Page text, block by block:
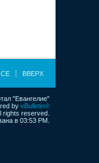
ВВЕРХ
"Евангелие"
by vBulletin®
rights reserved.
в 03:53 PM.